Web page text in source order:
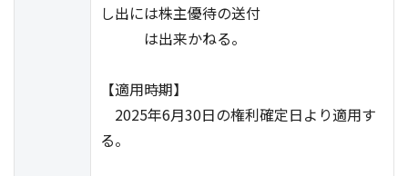
し出には株主優待の送付
は出来かねる。
【適用時期】
2025年6月30日の権利確定日より適用す
る。